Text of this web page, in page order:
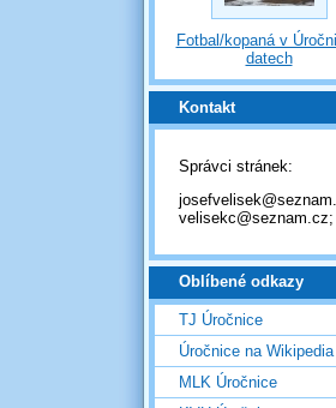
Fotbal/kopaná v
datech
Kontakt
Správci stránek:
velisekc@seznam.cz;
Oblíbené odkazy
TJ Úročnice
Úročnice na Wikipedia
MLK Úročnice